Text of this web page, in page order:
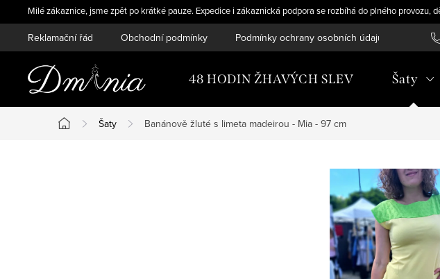
na
Milé zákaznice, jsme zpět po krátké pauze. Expedice i zákaznická podpora se rozbíhá do plného provozu,
Reklamační řád Obchodní podmínky Podmínky ochrany osobních údajů
48 HODIN ŽHAVÝCH SLEV Šaty
Domů
Šaty Banánově žluté s limeta madeirou - Mia - 97 cm